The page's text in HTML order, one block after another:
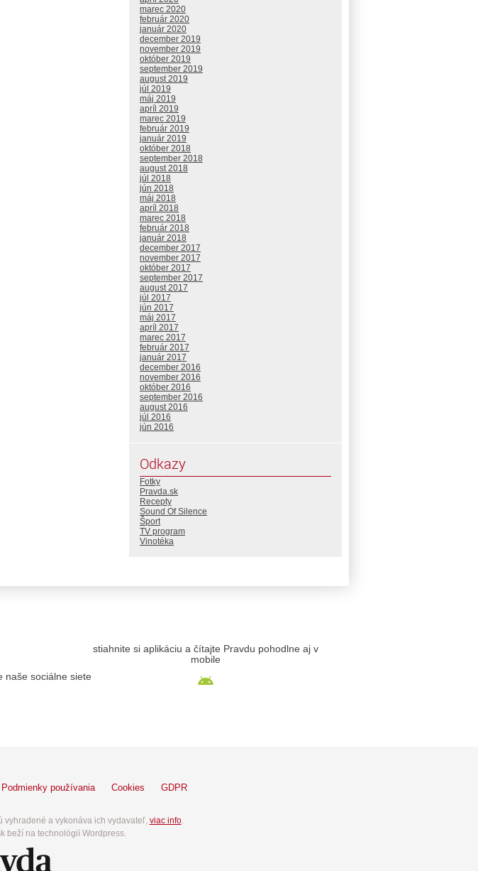
marec 2020
február 2020
január 2020
december 2019
november 2019
október 2019
september 2019
august 2019
júl 2019
máj 2019
apríl 2019
marec 2019
február 2019
január 2019
október 2018
september 2018
august 2018
júl 2018
jún 2018
máj 2018
apríl 2018
marec 2018
február 2018
január 2018
december 2017
november 2017
október 2017
september 2017
august 2017
júl 2017
jún 2017
máj 2017
apríl 2017
marec 2017
február 2017
január 2017
december 2016
november 2016
október 2016
september 2016
august 2016
júl 2016
jún 2016
Odkazy
Fotky
Pravda.sk
Recepty
Sound Of Silence
Šport
TV program
Vinotéka
naše sociálne siete
stiahnite si aplikáciu a čítajte Pravdu pohodlne aj v
mobile
Podmienky používania Cookies GDPR
vyhradené a vykonáva ich vydavateľ, viac info.
beží na technológií Wordpress.